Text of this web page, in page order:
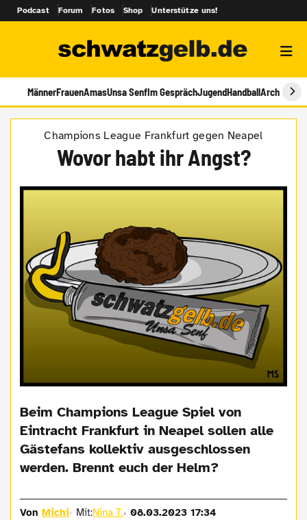
Podcast Forum Fotos Shop Unterstütze uns!
MännerFrauenAmasUnsa SenfIm GesprächJugendHandballArchiv
Champions League Frankfurt gegen Neapel
Wovor habt ihr Angst?
Beim Champions League Spiel von
Eintracht Frankfurt in Neapel sollen alle
Gästefans kollektiv ausgeschlossen
werden. Brennt euch der Helm?
VonMichi Mit:Nina T. 08.03.2023 17:34